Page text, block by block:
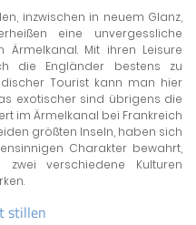
inzwischen in neuem Glanz,
eine unvergessliche
Mit ihren Leisure
die Engländer bestens zu
Tourist kann man hier
exotischer sind übrigens die
im Ärmelkanal bei Frankreich
größten Inseln, haben sich
Charakter bewahrt,
verschiedene Kulturen
stillen